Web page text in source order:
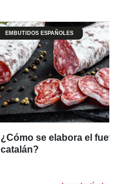
EMBUTIDOS ESPAÑOLES
¿Cómo se elabora el fuet
catalán?